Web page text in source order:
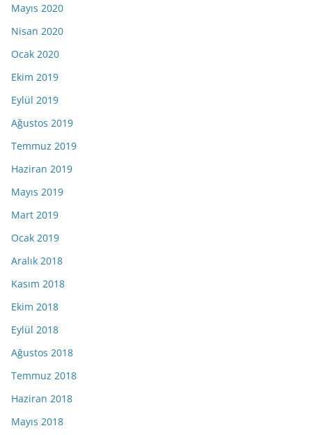
Mayıs 2020
Nisan 2020
Ocak 2020
Ekim 2019
Eylül 2019
Ağustos 2019
Temmuz 2019
Haziran 2019
Mayıs 2019
Mart 2019
Ocak 2019
Aralık 2018
Kasım 2018
Ekim 2018
Eylül 2018
Ağustos 2018
Temmuz 2018
Haziran 2018
Mayıs 2018